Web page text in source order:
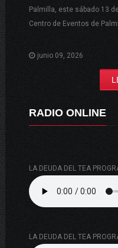
Palmilla, este sábado 13
Centro de Eventos de
junio 09, 2026
RADIO ONLINE
LA DEUDA DEL TEA
LA DEUDA DEL TEA